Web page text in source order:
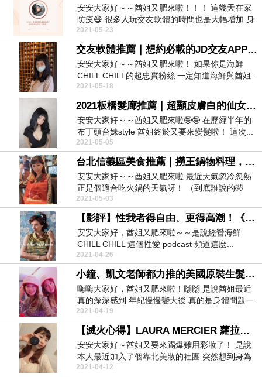
安安大家好～～酋姐又肥來啦！！！ 這幾天在家
防疫😷 很多人玩交友軟體的時間也是大幅增加 身
為情...
2021-05-23
交友軟體推薦｜想約必載的JD交友APP！全台第一約會、約炮、找工作都可以的dating app
安安大家好～～酋姐又肥來啦！ 如果你是海鮮
CHILL CHILL的超忠實粉絲 一定知道海鮮與酋姐...
2021-05-18
2021板橋髮廊推薦｜超顯皮膚白的仙女鈷藍色染髮～板橋AZone髮廊
安安大家好～～酋姐又肥來啦🤪🤪 在歷經半年的
布丁頭台妹style 酋姐終於又要來變髮啦！ 這次...
2021-05-05
台北信義區美食推薦｜撈王鍋物料理，比海底撈更新鮮更好吃？
安安大家好～～酋姐又肥來啦 最近天氣忽冷忽熱
正是個適合吃火鍋的天氣呀！ （到底誰說的🤣
🤣） ...
2021-05-03
【影評】性我者得自由、更得高潮！《波蘭愛經》米夏琳娜這樣帶動女性性革命！
安安大家好，酋姐又肥來啦～～是說經營海鮮
CHILL CHILL 這個性愛 podcast 頻道這麼...
2021-04-26
小鐘、凱文老師都力推的美國原裝生髮帽！愛麗朵爾iRestore雷射生髮帽到底多神奇？
嗨嗨大家好，酋姐又肥來啦！🙌🙌 是說酋姐最近
真的深深感到 年紀慢慢變大後 真的是身體問題一
大堆...
2021-04-19
【滅火心得】LAURA MERCIER 蘿拉蜜思煥顏氣墊粉餅～口碑爆棚都是假象？
安安大家好～酋姐又要來踢爆難用彩妝了！ 是說
本人最近加入了個靠北美妝的社團 突然想到身為
底妝控的...
2021-04-12